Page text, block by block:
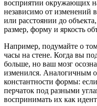
восприятии окружающих
независимо от изменений
или расстоянии до
размер, форму и яркость
Например, подумайте о
часы на стене. Когда вы
больше, но ваш мозг
изменился. Аналогичным
константности формы:
перчаток под разными
воспринимать их как